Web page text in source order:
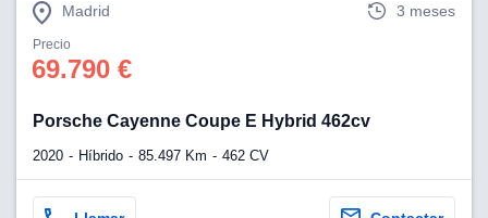
Madrid 3 meses
Precio
69.790 €
Porsche Cayenne Coupe E Hybrid 462cv
2020 Híbrido 85.497 Km 462 CV